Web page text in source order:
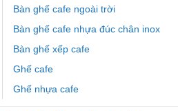
Bàn ghế cafe ngoài trời
Bàn ghế cafe nhựa đúc chân inox
Bàn ghế xếp cafe
Ghế cafe
Ghế nhựa cafe